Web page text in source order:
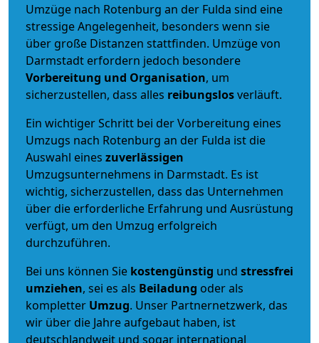
Umzüge nach Rotenburg an der Fulda sind eine
stressige Angelegenheit, besonders wenn sie
über große Distanzen stattfinden. Umzüge von
Darmstadt erfordern jedoch besondere
Vorbereitung und Organisation, um
sicherzustellen, dass alles reibungslosverläuft.
Ein wichtiger Schritt bei der Vorbereitung eines
Umzugs nach Rotenburg an der Fulda ist die
Auswahl eines zuverlässigen
Umzugsunternehmens in Darmstadt. Es ist
wichtig, sicherzustellen, dass das Unternehmen
über die erforderliche Erfahrung und Ausrüstung
verfügt, um den Umzug erfolgreich
durchzuführen.
Bei uns können Sie kostengünstig und stressfrei
umziehen, sei es als Beiladung oder als
kompletter Umzug. Unser Partnernetzwerk, das
wir über die Jahre aufgebaut haben, ist
deutschlandweit und sogar international